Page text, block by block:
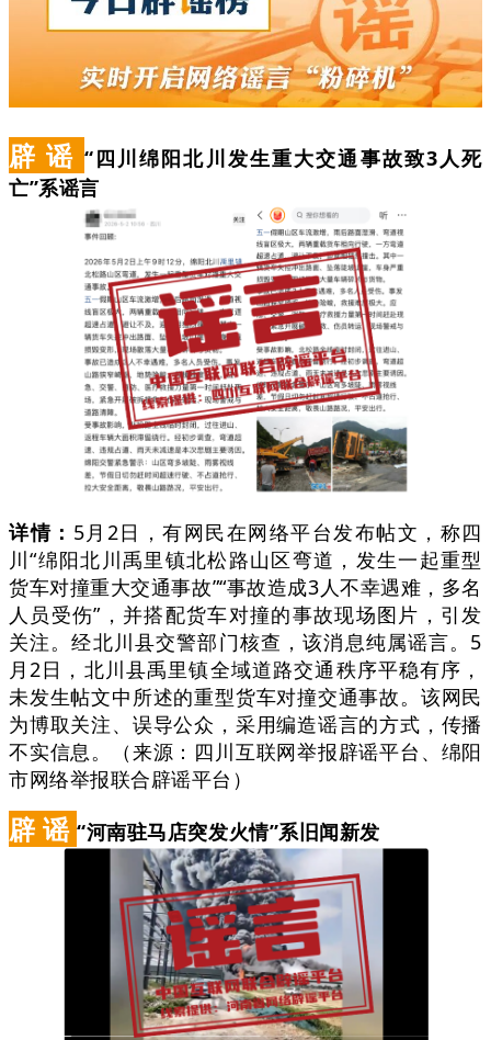
辟 谣 “四川绵阳北川发生重大交通事故致3人死
亡”系谣言
详情： 5月2日，有网民在网络平台发布帖文，称四
川“绵阳北川禹里镇北松路山区弯道，发生一起重型
货车对撞重大交通事故”“事故造成3人不幸遇难，多名
人员受伤”，并搭配货车对撞的事故现场图片，引发
关注。经北川县交警部门核查，该消息纯属谣言。5
月2日，北川县禹里镇全域道路交通秩序平稳有序，
未发生帖文中所述的重型货车对撞交通事故。该网民
为博取关注、误导公众，采用编造谣言的方式，传播
不实信息。（来源：四川互联网举报辟谣平台、绵阳
市网络举报联合辟谣平台）
辟 谣“河南驻马店突发火情”系旧闻新发